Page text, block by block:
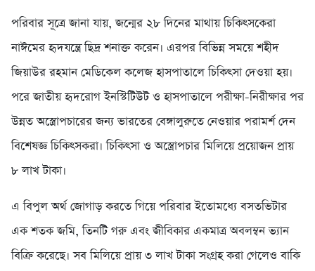
পরিবার সূত্রে জানা যায়, জন্মের ২৮ দিনের মাথায় চিকিৎসকেরা
নাঈমের হৃদযন্ত্রে ছিদ্র শনাক্ত করেন। এরপর বিভিন্ন সময়ে শহীদ
জিয়াউর রহমান মেডিকেল কলেজ হাসপাতালে চিকিৎসা দেওয়া হয়।
পরে জাতীয় হৃদরোগ ইনস্টিটিউট ও হাসপাতালে পরীক্ষা-নিরীক্ষার পর
উন্নত অস্ত্রোপচারের জন্য ভারতের বেঙ্গালুরুতে নেওয়ার পরামর্শ দেন
বিশেষজ্ঞ চিকিৎসকরা। চিকিৎসা ও অস্ত্রোপচার মিলিয়ে প্রয়োজন প্রায়
৮ লাখ টাকা।
এ বিপুল অর্থ জোগাড় করতে গিয়ে পরিবার ইতোমধ্যে বসতভিটার
এক শতক জমি, তিনটি গরু এবং জীবিকার একমাত্র অবলম্বন ভ্যান
বিক্রি করেছে। সব মিলিয়ে প্রায় ৩ লাখ টাকা সংগ্রহ করা গেলেও বাকি